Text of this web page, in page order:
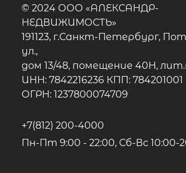
© 2024 ООО «АЛЕКСАНДР-
НЕДВИЖИМОСТЬ»
191123, г.Санкт-Петербург,
ул.,
дом 13/48, помещение 40Н,
ИНН: 7842216236 КПП: 784201001
ОГРН: 1237800074709
+7(812) 200-4000
Пн-Пт 9:00 - 22:00, Сб-Вс 10:00-